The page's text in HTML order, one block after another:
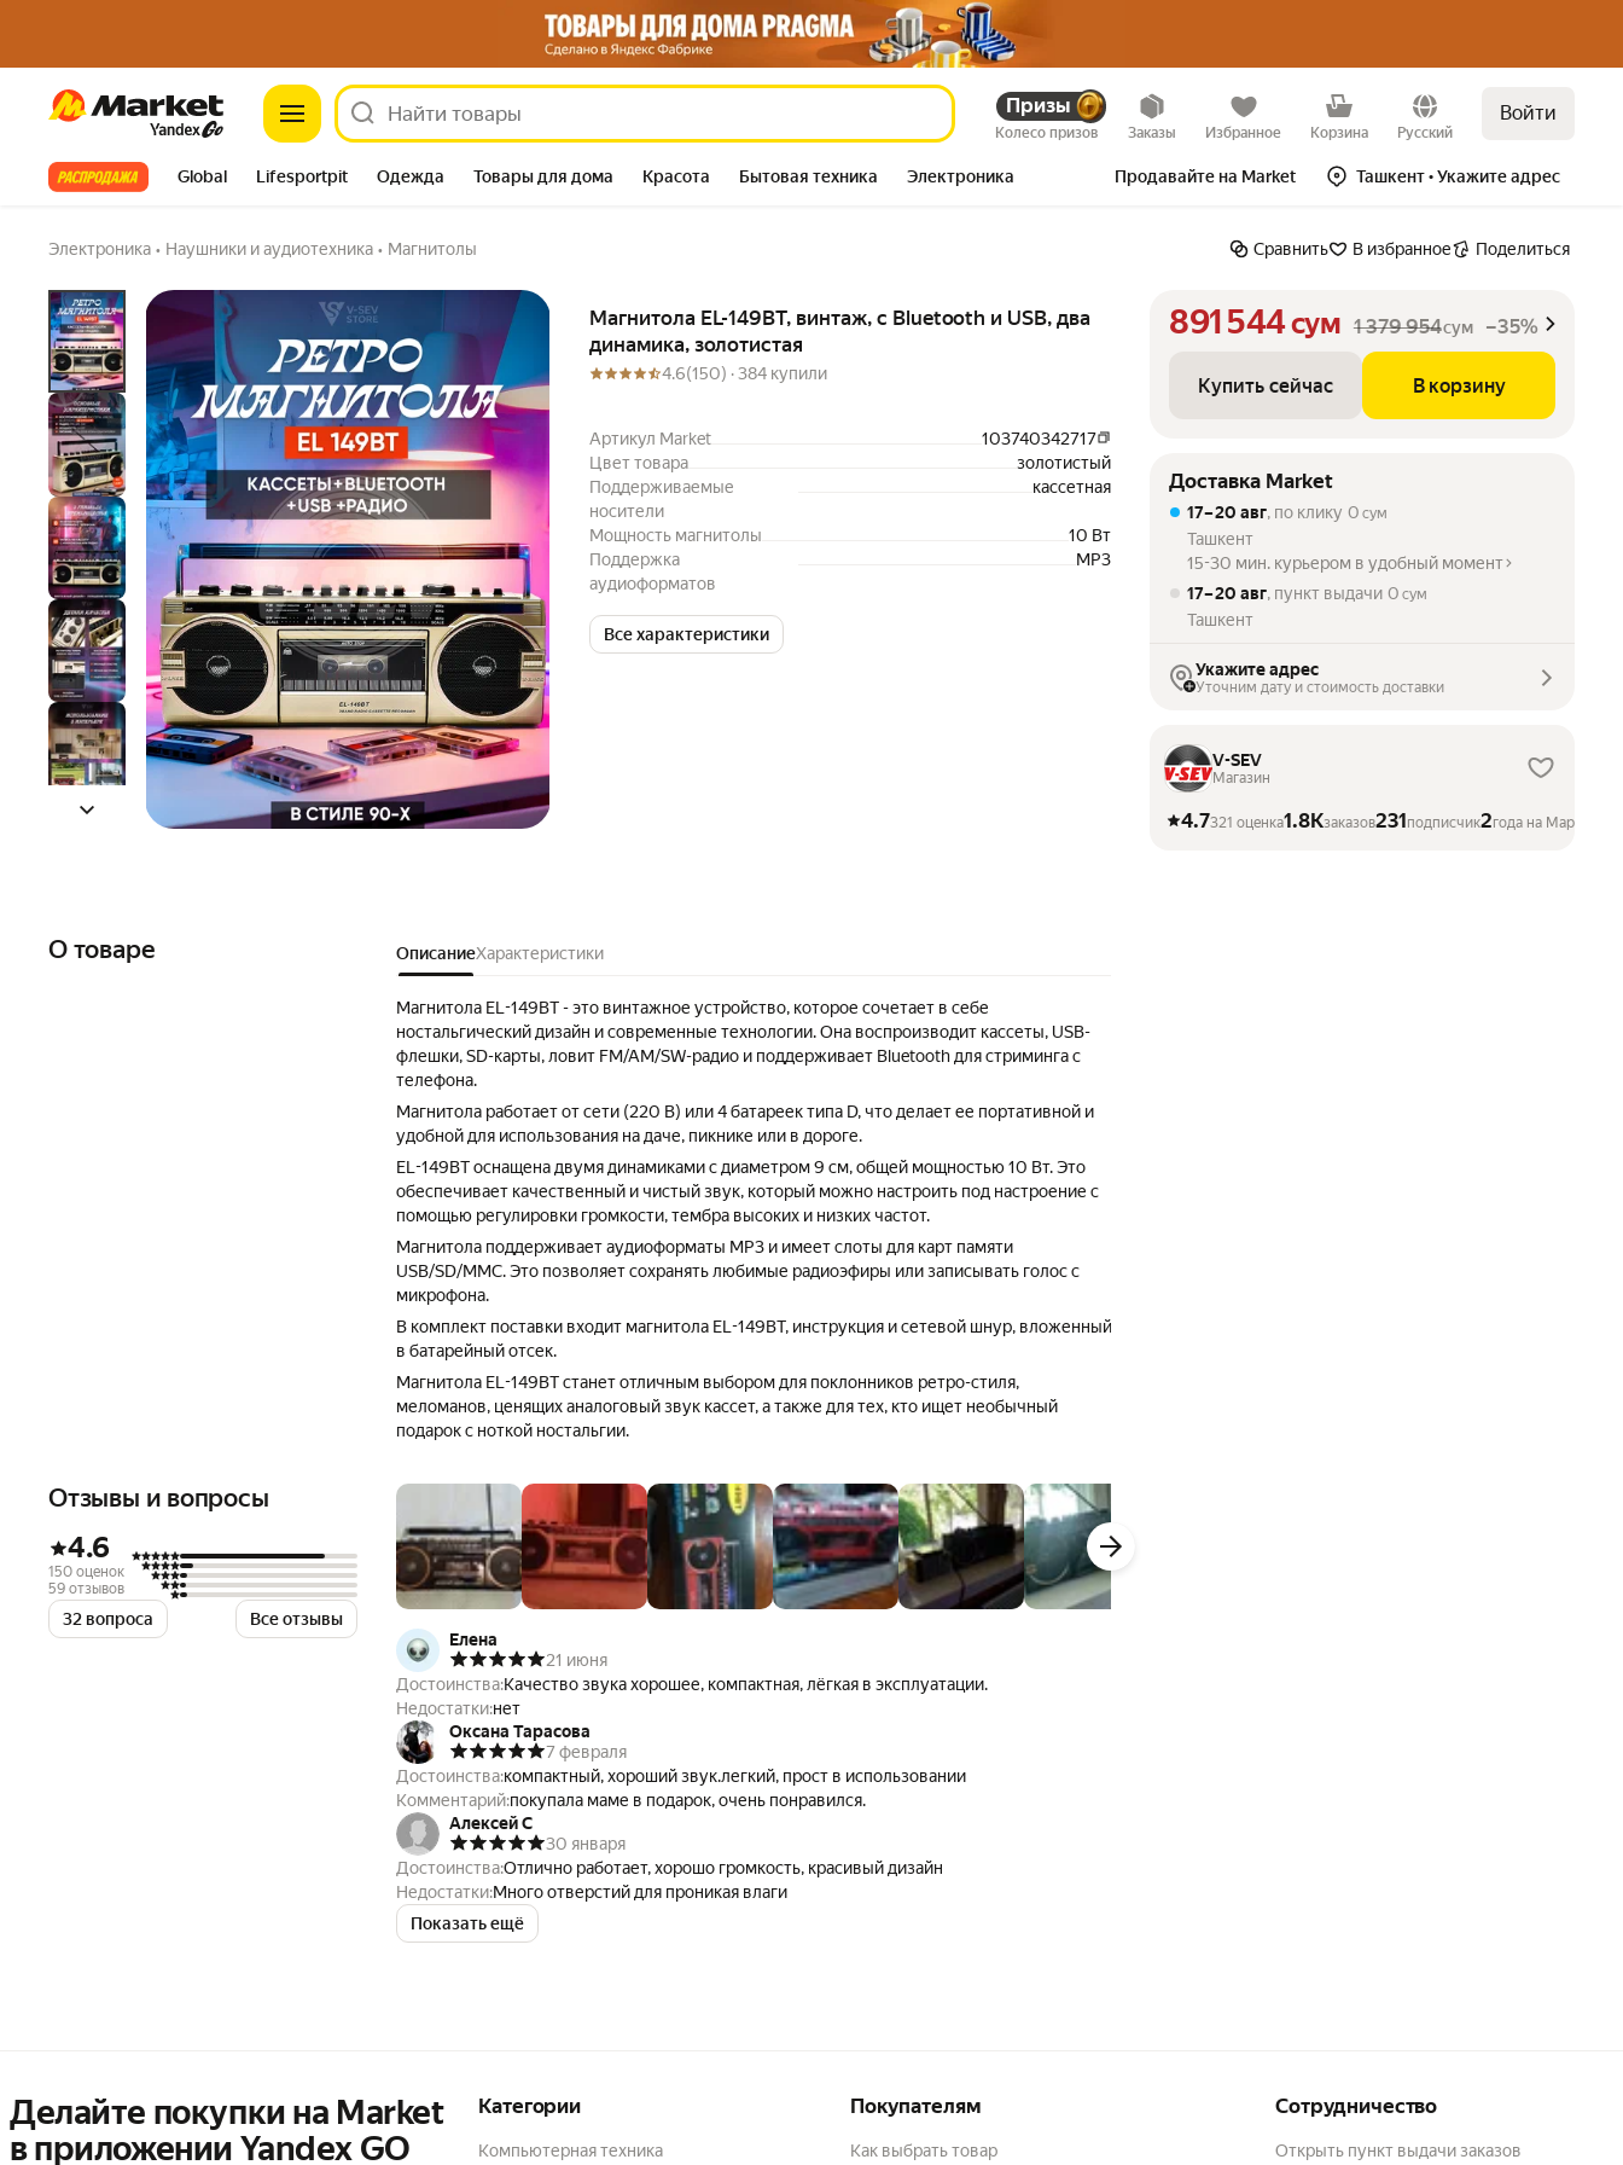
Market Призы
Колесо призов Заказы Избранное Корзина Русский
Войти
Все хиты Global Lifesportpit Одежда Товары для дома Красота Бытовая техника Электроника Продавайте на Market Ташкент• Укажите адрес
Электроника • Наушники и аудиотехника • Магнитолы Сравнить В избранное Поделиться
Магнитола EL-149BT, винтаж, с Bluetooth и USB, два
динамика, золотистая
4.6(150) ·384 купили
Артикул Market
103740342717
Цвет товара
золотистый
Поддерживаемые
носители
кассетная
Мощность магнитолы
10 Вт
Поддержка
аудиоформатов
MP3
Все характеристики
891 544сум 1 379 954сум –35%
Купить сейчас В корзину
Магнитола EL-149BT, винтаж, с Bluetooth и USB, два динамика,
золотистая
384 купили 32 вопроса
1 379 954сум –35% Купить сейчас В корзину
Доставка Market
17 – 20 авг, по клику 0 сум
Ташкент
15-30 мин. курьером в удобный момент
17 – 20 авг, пункт выдачи 0 сум
Ташкент
Укажите адрес
Уточним дату и стоимость доставки
V-SEV
Магазин
4.7321 оценка1.8Kзаказов231подписчик2года на Маркете
О товаре ОписаниеХарактеристики
Магнитола EL-149BT - это винтажное устройство, которое сочетает в себе
ностальгический дизайн и современные технологии. Она воспроизводит кассеты, USB-
флешки, SD-карты, ловит FM/AM/SW-радио и поддерживает Bluetooth для стриминга с
телефона.
Магнитола работает от сети (220 В) или 4 батареек типа D, что делает ее портативной и
удобной для использования на даче, пикнике или в дороге.
EL-149BT оснащена двумя динамиками с диаметром 9 см, общей мощностью 10 Вт. Это
обеспечивает качественный и чистый звук, который можно настроить под настроение с
помощью регулировки громкости, тембра высоких и низких частот.
Магнитола поддерживает аудиоформаты MP3 и имеет слоты для карт памяти
USB/SD/MMC. Это позволяет сохранять любимые радиоэфиры или записывать голос с
микрофона.
В комплект поставки входит магнитола EL-149BT, инструкция и сетевой шнур, вложенный
в батарейный отсек.
Магнитола EL-149BT станет отличным выбором для поклонников ретро-стиля,
меломанов, ценящих аналоговый звук кассет, а также для тех, кто ищет необычный
подарок с ноткой ностальгии.
Отзывы и вопросы
4.6
150 оценок
59 отзывов
32 вопроса
Все отзывы
Елена
21 июня
Достоинства:
Качество звука хорошее, компактная, лёгкая в эксплуатации.
Недостатки:нет
Оксана Тарасова
7 февраля
Достоинства:компактный, хороший звук.легкий, прост в использовании
Комментарий:покупала маме в подарок, очень понравился.
Алексей С
30 января
Достоинства:Отлично работает, хорошо громкость, красивый дизайн
Недостатки:Много отверстий для проникая влаги
Показать ещё
Делайте покупки на Market
в приложении Yandex GO
Категории
Компьютерная техника
Покупателям
Как выбрать товар
Сотрудничество
Открыть пункт выдачи заказов